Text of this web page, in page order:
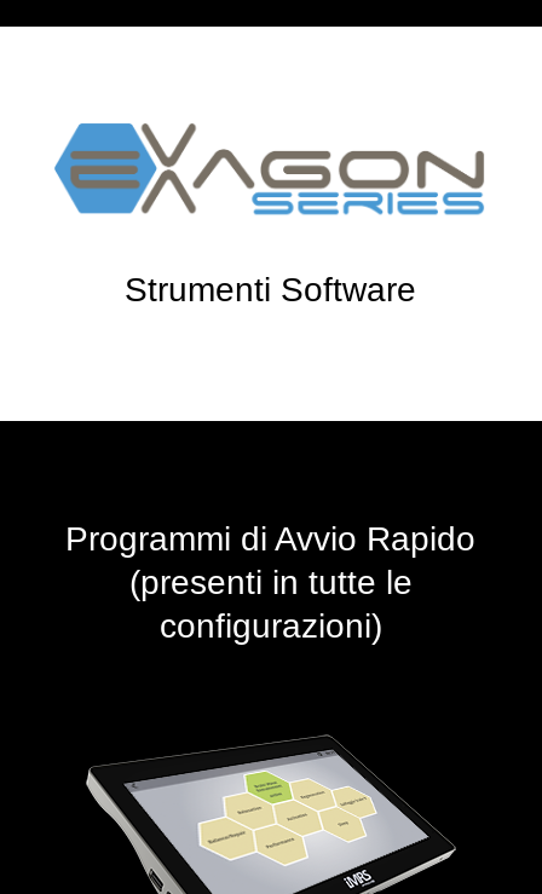
Strumenti Software
Programmi di Avvio Rapido
(presenti in tutte le
configurazioni)